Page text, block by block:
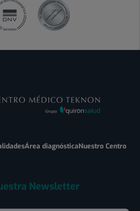
Área diagnósticaNuestro Centro
Newsletter